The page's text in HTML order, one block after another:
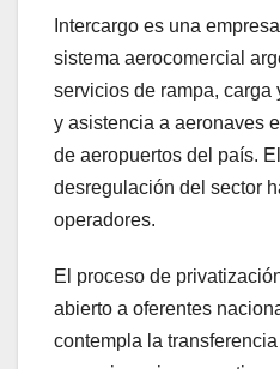
Intercargo es una
sistema aerocomercial
servicios de rampa,
y asistencia a aeronaves
de aeropuertos del país.
desregulación del sector
operadores.
El proceso de
abierto a oferentes
contempla la